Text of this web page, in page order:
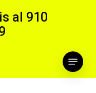
al 910
Menu